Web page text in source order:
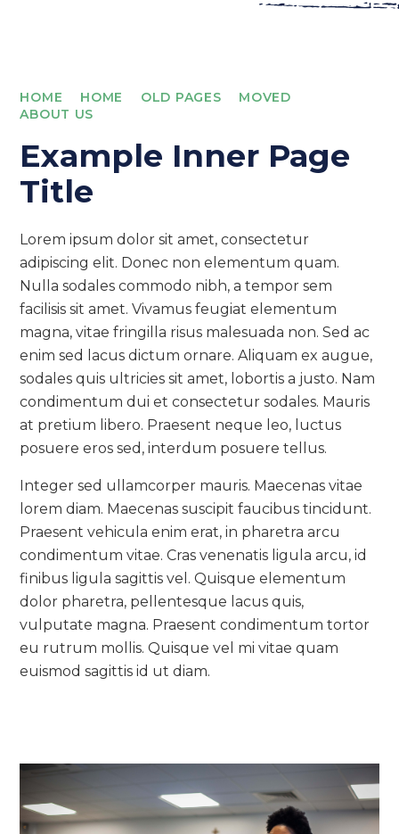
HOME HOME OLD PAGES
MOVED
ABOUT US
Example Inner Page
Title
Lorem ipsum dolor sit amet, consectetur
adipiscing elit. Donec non elementum quam.
Nulla sodales commodo nibh, a tempor sem
facilisis sit amet. Vivamus feugiat elementum
magna, vitae fringilla risus malesuada non. Sed ac
enim sed lacus dictum ornare. Aliquam ex augue,
sodales quis ultricies sit amet, lobortis a justo. Nam
condimentum dui et consectetur sodales. Mauris
at pretium libero. Praesent neque leo, luctus
posuere eros sed, interdum posuere tellus.
Integer sed ullamcorper mauris. Maecenas vitae
lorem diam. Maecenas suscipit faucibus tincidunt.
Praesent vehicula enim erat, in pharetra arcu
condimentum vitae. Cras venenatis ligula arcu, id
finibus ligula sagittis vel. Quisque elementum
dolor pharetra, pellentesque lacus quis,
vulputate magna. Praesent condimentum tortor
eu rutrum mollis. Quisque vel mi vitae quam
euismod sagittis id ut diam.